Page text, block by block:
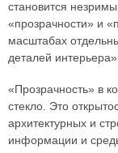
становится
«прозрачности» и
масштабах
деталей интерьера».
«Прозрачность» в
стекло. Это
архитектурных и
информации и